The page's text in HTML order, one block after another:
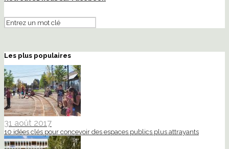
Les plus populaires
31 août 2017
10 idées clés pour concevoir des espaces publics plus attrayants